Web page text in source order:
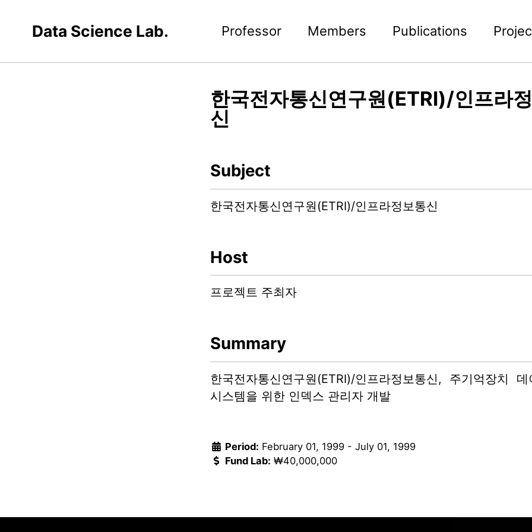
Data Science Lab. Professor Members Publications
한국전자통신연구원(ETRI)/인프라
신
Subject
한국전자통신연구원(ETRI)/인프라정보통신
Host
프로젝트 주최자
Summary
한국전자통신연구원(ETRI)/인프라정보통신, 주기억장치 데
시스템을 위한 인덱스 관리자 개발
Period: February 01, 1999- July 01, 1999
Fund Lab: ₩40,000,000